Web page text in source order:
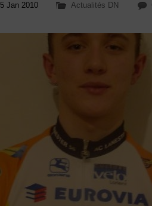
Jan 2010 Actualités DN